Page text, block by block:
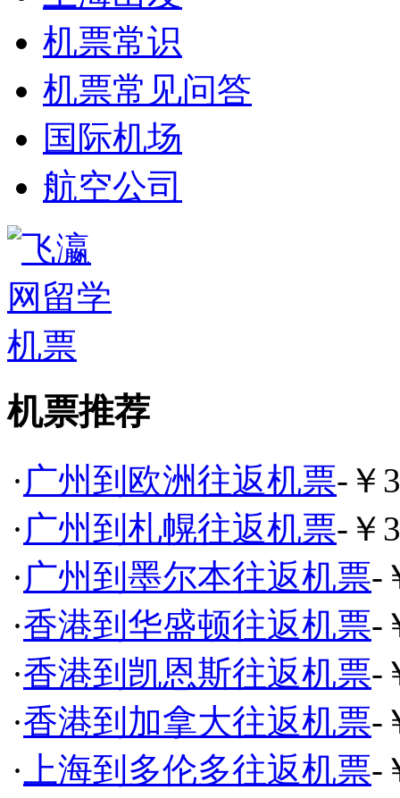
机票常识
机票常见问答
国际机场
航空公司
机票推荐
·广州到欧洲往返机票-￥
·广州到札幌往返机票-￥
·广州到墨尔本往返机票-
·香港到华盛顿往返机票-
·香港到凯恩斯往返机票-
·香港到加拿大往返机票-
· 上海到多伦多往返机票-